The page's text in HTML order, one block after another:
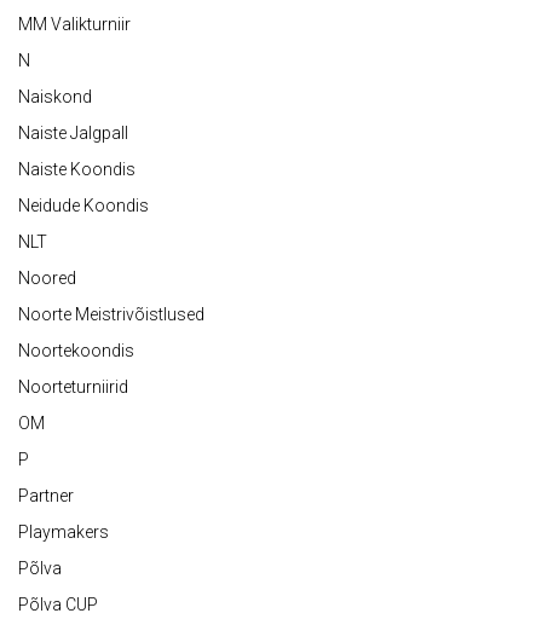
MM Valikturniir
N
Naiskond
Naiste Jalgpall
Naiste Koondis
Neidude Koondis
NLT
Noored
Noorte Meistrivõistlused
Noortekoondis
Noorteturniirid
OM
P
Partner
Playmakers
Põlva
Põlva CUP